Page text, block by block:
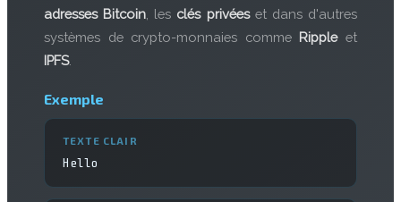
adresses Bitcoin , les clés privéeset dans d'autres
systèmes de crypto-monnaies comme Rippleet
IPFS.
Exemple
TEXTE CLAIR
Hello